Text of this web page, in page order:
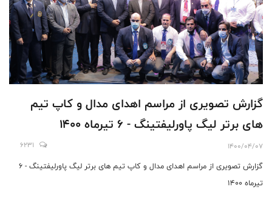
گزارش تصویری از مراسم اهدای مدال و کاپ تیم
های برتر لیگ پاورلیفتینگ - 6 تیرماه 1400
1400/04/07
6231
گزارش تصویری از مراسم اهدای مدال و کاپ تیم های برتر لیگ پاورلیفتینگ - 6
تیرماه 1400